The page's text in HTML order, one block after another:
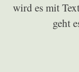
wird es mit
geht